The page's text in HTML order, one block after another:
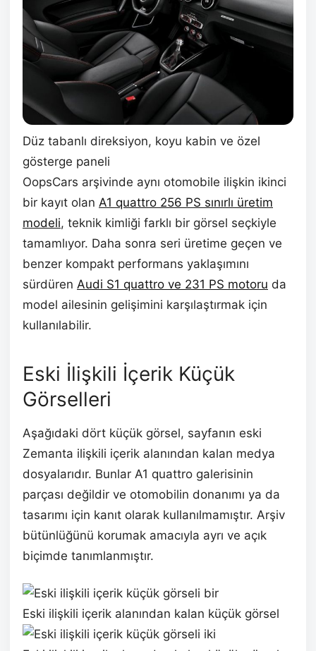
Düz tabanlı direksiyon, koyu kabin ve özel
gösterge paneli
OopsCars arşivinde aynı otomobile ilişkin ikinci
bir kayıt olan A1 quattro 256 PS sınırlı üretim
modeli, teknik kimliği farklı bir görsel seçkiyle
tamamlıyor. Daha sonra seri üretime geçen ve
benzer kompakt performans yaklaşımını
sürdüren Audi S1 quattro ve 231 PS motoru da
model ailesinin gelişimini karşılaştırmak için
kullanılabilir.
Eski İlişkili İçerik Küçük
Görselleri
Aşağıdaki dört küçük görsel, sayfanın eski
Zemanta ilişkili içerik alanından kalan medya
dosyalarıdır. Bunlar A1 quattro galerisinin
parçası değildir ve otomobilin donanımı ya da
tasarımı için kanıt olarak kullanılmamıştır. Arşiv
bütünlüğünü korumak amacıyla ayrı ve açık
biçimde tanımlanmıştır.
Eski ilişkili içerik alanından kalan küçük görsel